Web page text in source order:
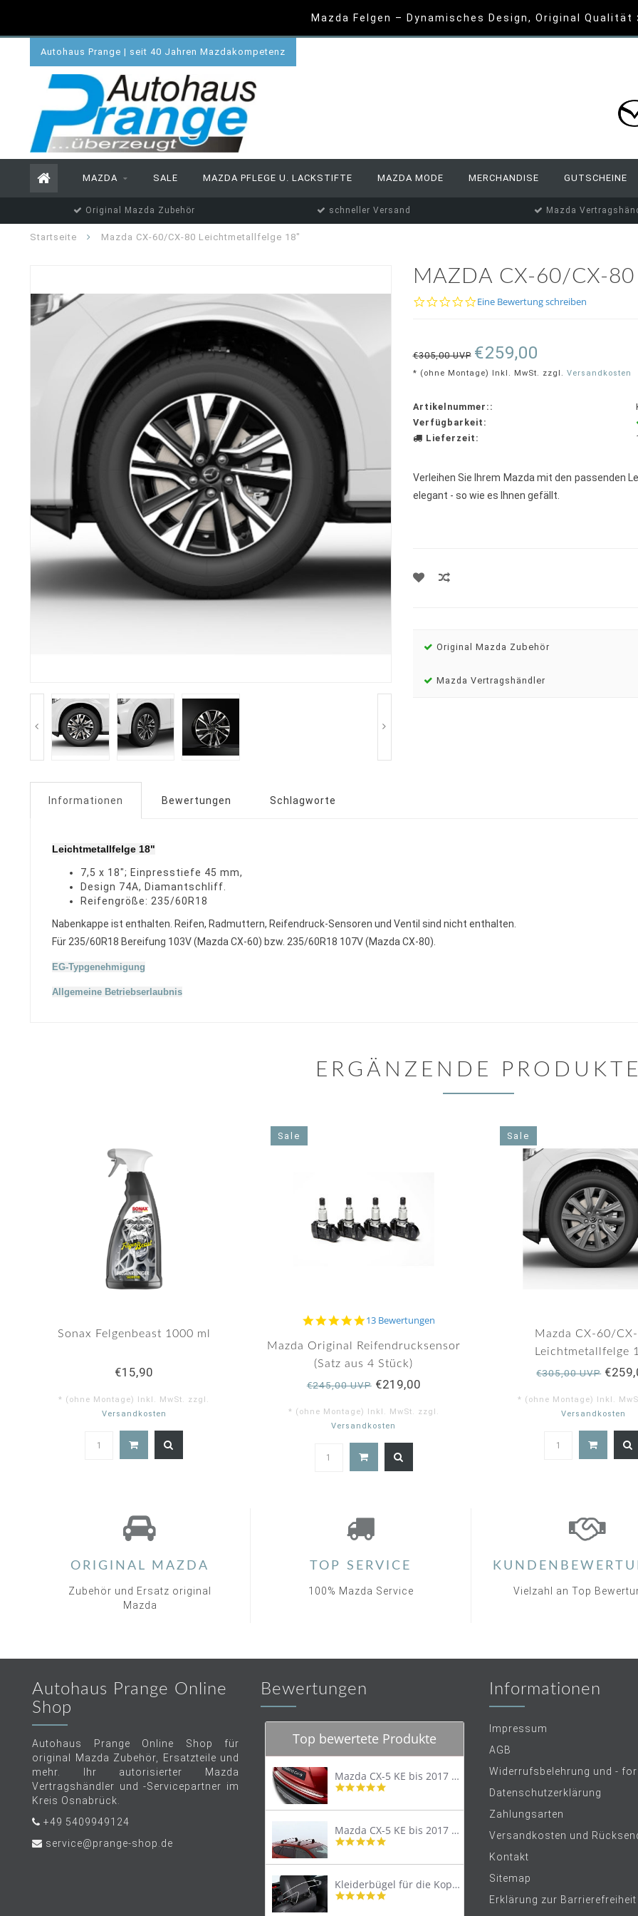
Mazda Felgen – Dynamisches Design, Original Qualität
Autohaus Prange | seit 40 Jahren Mazdakompetenz
MAZDA SALE MAZDA PFLEGE U. LACKSTIFTE MAZDA MODE MERCHANDISE GUTSCHEINE
Original Mazda Zubehör schneller Versand Mazda
Startseite Mazda CX-60/CX-80 Leichtmetallfelge 18"
MAZDA CX-60/CX-80
0.0
Eine Bewertung schreiben
€305,00 UVP €259,00
* (ohne Montage) Inkl. MwSt. zzgl. Versandkosten
Artikelnummer::
Verfügbarkeit:
Lieferzeit:
Verleihen Sie Ihrem Mazda mit den passenden
elegant - so wie es Ihnen gefällt.
Original Mazda Zubehör
Mazda Vertragshändler
Informationen Bewertungen Schlagworte
Leichtmetallfelge 18"
7,5 x 18"; Einpresstiefe 45 mm,
Design 74A, Diamantschliff.
Reifengröße: 235/60R18
Nabenkappe ist enthalten. Reifen, Radmuttern, Reifendruck-Sensoren und Ventil sind nicht enthalten.
Für 235/60R18 Bereifung 103V (Mazda CX-60) bzw. 235/60R18 107V (Mazda CX-80).
EG-Typgenehmigung
Allgemeine Betriebserlaubnis
ERGÄNZENDE
Sonax Felgenbeast 1000 ml
€15,90
* (ohne Montage) Inkl. MwSt. zzgl.
Versandkosten
Sale
4.9
rating
13 Bewertungen
Mazda Original Reifendrucksensor
(Satz aus 4 Stück)
€245,00 UVP€219,00
* (ohne Montage) Inkl. MwSt. zzgl.
Versandkosten
Sale
Mazda CX-60/
Leichtmetallfelge
€305,00 UVP
* (ohne Montage) Inkl.
Versandkosten
ORIGINAL MAZDA
Zubehör und Ersatz original
Mazda
TOP SERVICE
100% Mazda Service Vielzahl an Top
Autohaus Prange Online
Shop
Autohaus Prange Online Shop für
original Mazda Zubehör, Ersatzteile und
mehr. Ihr autorisierter Mazda
Vertragshändler und -Servicepartner im
Kreis Osnabrück.
+49 5409949124
service@prange-shop.de
Bewertungen
Top bewertete Produkte
Mazda CX-5 KE bis 2017 Trittschutzleiste Edelstahl original
4.8
rating
Mazda CX-5 KE bis 2017 Lastenträger Dachträger
4.9
rating
Kleiderbügel für die Kopfstütze
4.9
Informationen
Impressum
AGB
Widerrufsbelehrung und -
Datenschutzerklärung
Zahlungsarten
Versandkosten und
Kontakt
Sitemap
Erklärung zur Barrierefreiheit